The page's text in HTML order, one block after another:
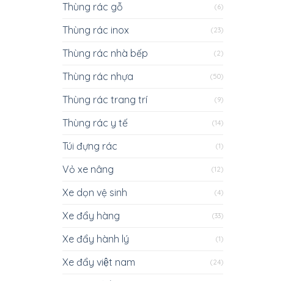
Thùng rác gỗ (6)
Thùng rác inox (23)
Thùng rác nhà bếp (2)
Thùng rác nhựa (50)
Thùng rác trang trí (9)
Thùng rác y tế (14)
Túi đựng rác (1)
Vỏ xe nâng (12)
Xe dọn vệ sinh (4)
Xe đẩy hàng (33)
Xe đẩy hành lý (1)
Xe đẩy việt nam (24)